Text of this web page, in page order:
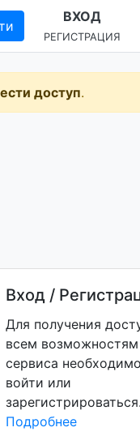
ВХОД
РЕГИСТРАЦИЯ
доступ.
Вход /
Для получения
всем возможностям
сервиса
войти или
Подробнее